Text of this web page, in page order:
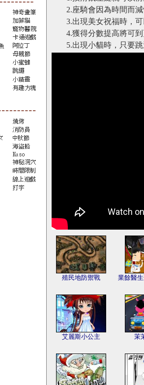
2.座騎會因為時間而
3.出現美女祝福時，
4.獲得分數提高將可
5.出現小貓時，只要
殖民地防禦戰 業餘醫
艾麗斯小公主 茉